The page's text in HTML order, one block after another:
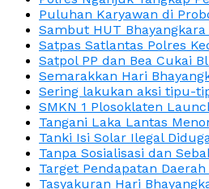
Puluhan Karyawan di
Sambut HUT
Satpas Satlantas Polres
Satpol PP dan Bea Cukai
Semarakkan Hari
Sering lakukan aksi tipu-
SMKN 1 Plosoklaten
Tangani Laka Lantas
Tanki Isi Solar Ilegal
Tanpa Sosialisasi dan
Target Pendapatan
Tasyakuran Hari